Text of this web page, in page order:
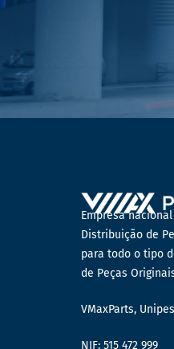
Empresa
Distribuição de
para todo o tipo
de Peças
VMaxParts,
NIF: 515 472 999